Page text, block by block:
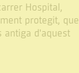
Hospital,
protegit, que
antiga d'aquest